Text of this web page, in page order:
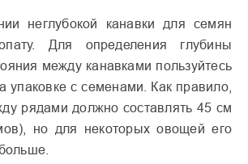
неглубокой канавки для семян
Для определения глубины
между канавками пользуйтесь
упаковке с семенами. Как правило,
рядами должно составлять 45 см
но для некоторых овощей его